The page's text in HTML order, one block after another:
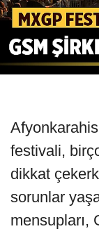
festivali,
dikkat
sorunlar
mensupları,